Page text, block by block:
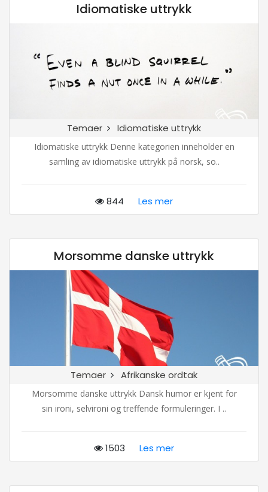
Idiomatiske uttrykk
Temaer Idiomatiske uttrykk
Idiomatiske uttrykk Denne kategorien inneholder en
samling av idiomatiske uttrykk på norsk, so..
844 Les mer
Morsomme danske uttrykk
Temaer Afrikanske ordtak
Morsomme danske uttrykk Dansk humor er kjent for
sin ironi, selvironi og treffende formuleringer. I ..
1503 Les mer